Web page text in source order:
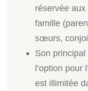
réservée aux
famille
sœurs,
Son
l’option pour
est illimitée